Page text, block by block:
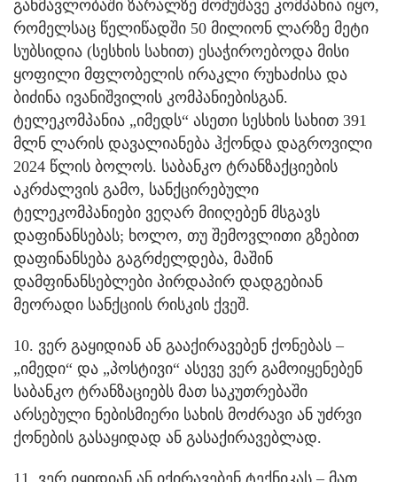
განმავლობაში ზარალზე მომუშავე კომპანია იყო,
რომელსაც წელიწადში 50 მილიონ ლარზე მეტი
სუბსიდია (სესხის სახით) ესაჭიროებოდა მისი
ყოფილი მფლობელის ირაკლი რუხაძისა და
ბიძინა ივანიშვილის კომპანიებისგან.
ტელეკომპანია „იმედს“ ასეთი სესხის სახით 391
მლნ ლარის დავალიანება ჰქონდა დაგროვილი
2024 წლის ბოლოს. საბანკო ტრანზაქციების
აკრძალვის გამო, სანქცირებული
ტელეკომპანიები ვეღარ მიიღებენ მსგავს
დაფინანსებას; ხოლო, თუ შემოვლითი გზებით
დაფინანსება გაგრძელდება, მაშინ
დამფინანსებლები პირდაპირ დადგებიან
მეორადი სანქციის რისკის ქვეშ.
10. ვერ გაყიდიან ან გააქირავებენ ქონებას –
„იმედი“ და „პოსტივი“ ასევე ვერ გამოიყენებენ
საბანკო ტრანზაციებს მათ საკუთრებაში
არსებული ნებისმიერი სახის მოძრავი ან უძრვი
ქონების გასაყიდად ან გასაქირავებლად.